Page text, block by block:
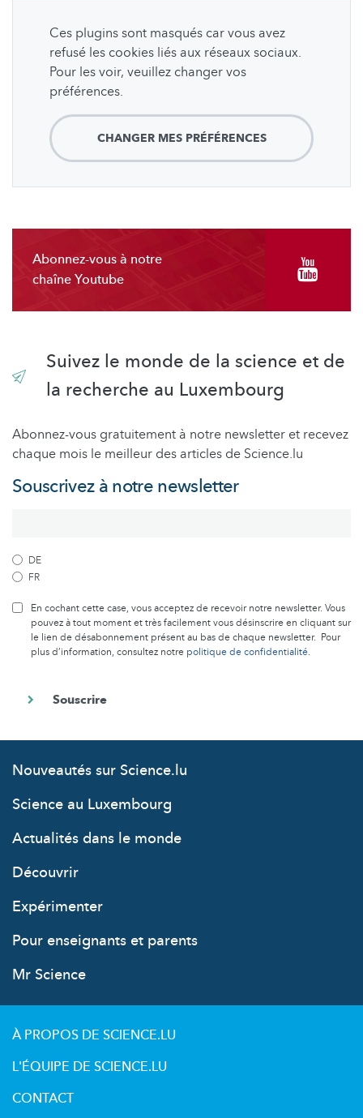
Ces plugins sont masqués car vous avez
refusé les cookies liés aux réseaux sociaux.
Pour les voir, veuillez changer vos
préférences.
CHANGER MES PRÉFÉRENCES
Abonnez-vous à notre
chaîne Youtube
Suivez le monde de la science et de
la recherche au Luxembourg
Abonnez-vous gratuitement à notre newsletter et recevez
chaque mois le meilleur des articles de Science.lu
Souscrivez à notre newsletter
DE
FR
En cochant cette case, vous acceptez de recevoir notre newsletter. Vous
pouvez à tout moment et très facilement vous désinscrire en cliquant sur
le lien de désabonnement présent au bas de chaque newsletter. Pour
plus d’information, consultez notre politique de confidentialité.
Nouveautés sur Science.lu
Science au Luxembourg
Actualités dans le monde
Découvrir
Expérimenter
Pour enseignants et parents
Mr Science
À PROPOS DE SCIENCE.LU
L'ÉQUIPE DE SCIENCE.LU
CONTACT